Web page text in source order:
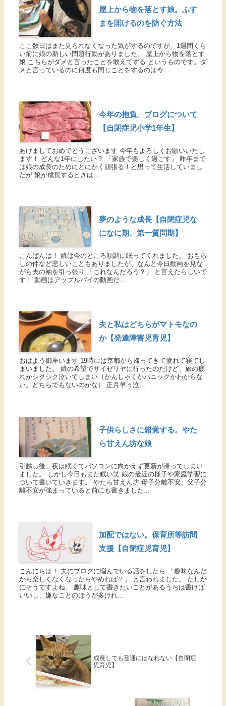
屋上から物を落とす娘。ふす
まを開けるのを防ぐ方法
ここ数日はまた見られなくなった気がするのですが、1週間くら
い前に娘の新しい問題行動がありました。 屋上から物を落とす
娘 こちらがダメと言ったことを敢えてする というものです。ダ
メと言っているのに何度も同じことをするのは今...
今年の抱負、ブログについて
【自閉症児小学1年生】
あけましておめでとうございます 今年もよろしくお願いいたし
ます！ どんな1年にしたい？ 「家族で楽しく過ごす」 昨年まで
は娘の成長のためにとにかく頑張る！と思って生活していまし
たが 娘が成長するときは...
夢のような成長【自閉症児な
になに期、第一質問期】
こんばんは！ 娘は今のところ順調に眠ってくれました。 おもら
しの件など悲しいこともありましたが、なんと今日動画を見な
がら夫の袖を引っ張り 「これなんだろう？」 と言えたらしいで
す！ 動画はアップルパイの動画だ...
夫と私はどちらがマトモなの
か【発達障害児育児】
おはよう御座います 19時には京都から帰ってきて疲れて寝てし
まいました。 娘の希望でサイゼリヤに行ったのだけど、旅の疲
れかシクシク泣いてしまい（かんしゃくかパニックかわからな
い。どちらでもないのかな） 正月早々泣...
子供らしさに錯覚する。やた
ら甘えん坊な娘
引越し後、夜は眠くてパソコンに向かえず更新が滞ってしまい
ました。 しかし今日もまた眠い笑 娘の最近の様子や家庭学習に
ついて書いていきます。 やたら甘えん坊 母子分離不安、父子分
離不安が強まっていると前にも書きました...
加配ではない。保育所等訪問
支援【自閉症児育児】
こんにちは！ 夫にブログに悩んでいる話をしたら 「趣味なんだ
から楽しくなくなったらやめれば？」 と言われました。 たしか
にそうですよね。 趣味として書きたいことがあるうちは書けば
いいし、嫌なことのほうが多けれ...
成長しても普通にはなれない【自閉症
児育児】